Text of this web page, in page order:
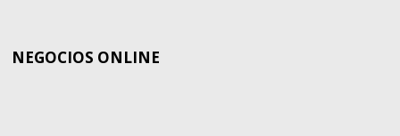
NEGOCIOS ONLINE